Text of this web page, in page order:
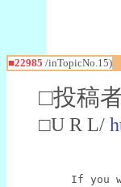
■22985 /inTopicNo.15)
□投稿
□U R L/
If you